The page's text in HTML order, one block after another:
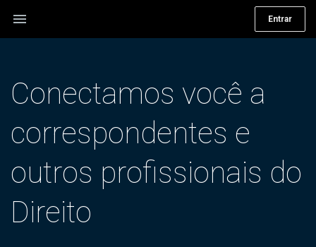
menu Entrar
Conectamos você a
correspondentes e
outros profissionais do
Direito